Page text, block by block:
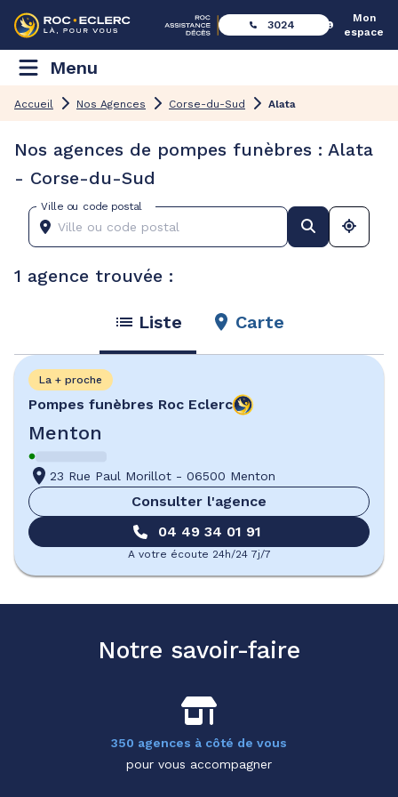
3024
Mon
espace
Menu
Accueil Nos Agences Corse-du-Sud Alata
Nos agences de pompes funèbres : Alata
- Corse-du-Sud
Ville ou code postal
1 agence trouvée :
Liste Carte
Pompes funèbres Roc Eclerc
Menton
La + proche
23 Rue Paul Morillot - 06500 Menton
Consulter l'agence
04 49 34 01 91
A votre écoute 24h/24 7j/7
Notre savoir-faire
350 agences à côté de vous
pour vous accompagner